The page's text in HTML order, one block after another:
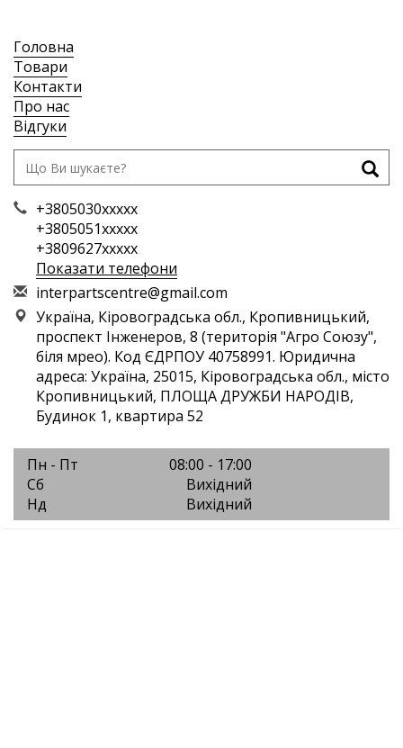
Головна
Товари
Контакти
Про нас
Відгуки
+3805030xxxxx
+3805051xxxxx
+3809627xxxxx
Показати телефони
interpartscentre@gmail.com
Україна, Кіровоградська обл., Кропивницький,
проспект Інженеров, 8 (територія "Агро Союзу",
біля мрео). Код ЄДРПОУ 40758991. Юридична
адреса: Україна, 25015, Кіровоградська обл., місто
Кропивницький, ПЛОЩА ДРУЖБИ НАРОДІВ,
Будинок 1, квартира 52
Пн - Пт
08:00 - 17:00
Сб
Вихідний
Нд
Вихідний